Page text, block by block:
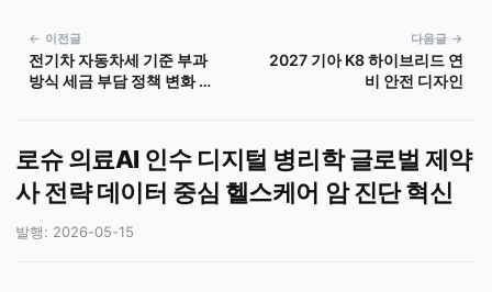
← 이전글
전기차 자동차세 기준 부과
방식 세금 부담 정책 변화 과
다음글 →
2027 기아 K8 하이브리드 연
비 안전 디자인
로슈 의료AI 인수 디지털 병리학 글로벌 제약
사 전략 데이터 중심 헬스케어 암 진단 혁신
발행: 2026-05-15